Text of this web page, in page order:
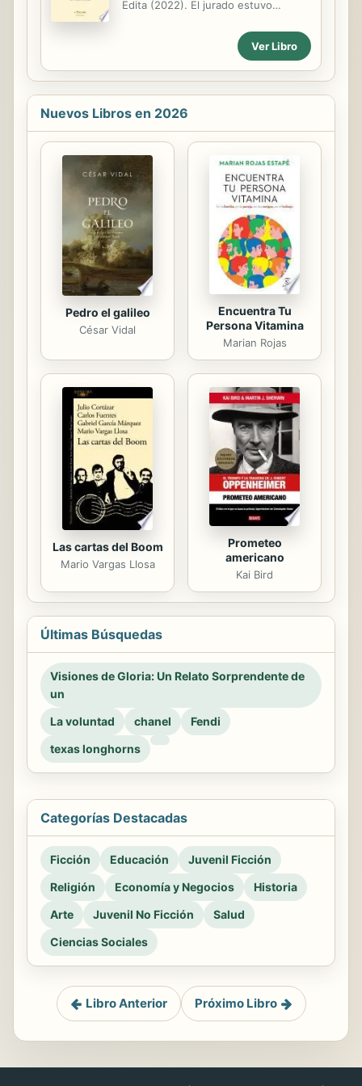
reconocimiento, alcanza la
constatación de un permanente
estado de fuga de las cosas, una
epifanía de lo real: todo es
incertidumbre y...
Edita (2022). El jurado estuvo
Sagasti y Mónica Ortelli. Presenta
dos partes: Ciclos y Receso estival.
25 poemas en total.
Ver Libro
Nuevos Libros en 2026
Pedro el galileo
César Vidal
Encuentra Tu
Persona Vitamina
Marian Rojas
Las cartas del Boom
Mario Vargas Llosa
Prometeo
americano
Kai Bird
Últimas Búsquedas
Visiones de Gloria: Un Relato Sorprendente de
un
La voluntad
chanel
Fendi
texas longhorns
Categorías Destacadas
Ficción Educación
Juvenil Ficción
Religión
Economía y Negocios
Historia
Arte
Juvenil No Ficción
Salud
Ciencias Sociales
Libro Anterior Próximo Libro